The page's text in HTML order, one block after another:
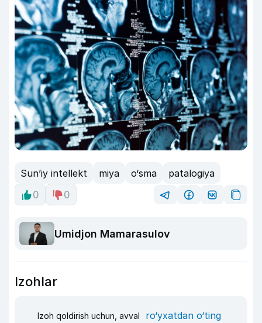
Sun’iy intellekt miya o‘sma
patalogiya
0
0
Umidjon Mamarasulov
Izohlar
Izoh qoldirish uchun, avval ro‘yxatdan o‘ting